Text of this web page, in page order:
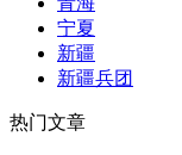
宁夏
新疆
新疆兵团
热门文章